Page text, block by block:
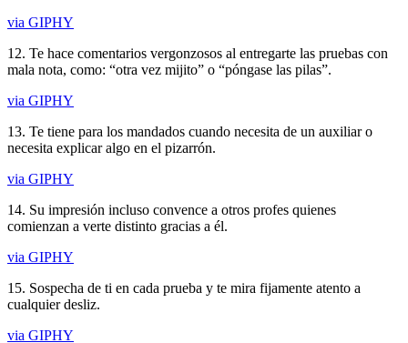
via GIPHY
12. Te hace comentarios vergonzosos al entregarte las pruebas con
mala nota, como: “otra vez mijito” o “póngase las pilas”.
via GIPHY
13. Te tiene para los mandados cuando necesita de un auxiliar o
necesita explicar algo en el pizarrón.
via GIPHY
14. Su impresión incluso convence a otros profes quienes
comienzan a verte distinto gracias a él.
via GIPHY
15. Sospecha de ti en cada prueba y te mira fijamente atento a
cualquier desliz.
via GIPHY